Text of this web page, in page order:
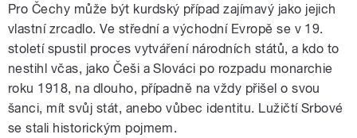
Pro Čechy může být kurdský případ zajímavý jako jejich
vlastní zrcadlo. Ve střední a východní Evropě se v 19.
století spustil proces vytváření národních států, a kdo to
nestihl včas, jako Češi a Slováci po rozpadu monarchie
roku 1918, na dlouho, případně na vždy přišel o svou
šanci, mít svůj stát, anebo vůbec identitu. Lužičtí Srbové
se stali historickým pojmem.